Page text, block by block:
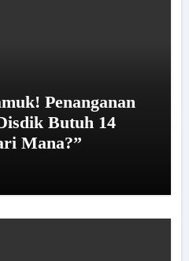
Penanganan
Butuh 14
Mana?”